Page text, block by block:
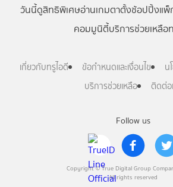
Follow us
Copyright © True Digital Group
All rights reserved
วันนี้ดูสิทธิพิเศษอ่านเกมตาตั้งช้อปปิ้งแพ็
คอมมูนิตี้บริการช่วยเหลือ
เกี่ยวกับทรูไอดี ข้อกำหนดและเงื่อนไข
น
บริการช่วยเหลือ
ติดต่อ